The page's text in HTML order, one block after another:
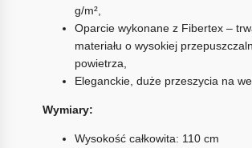
g/m²,
Oparcie wykonane z Fibertex –
materiału o wysokiej
powietrza,
Eleganckie, duże przeszycia na
Wymiary:
Wysokość całkowita: 110 cm